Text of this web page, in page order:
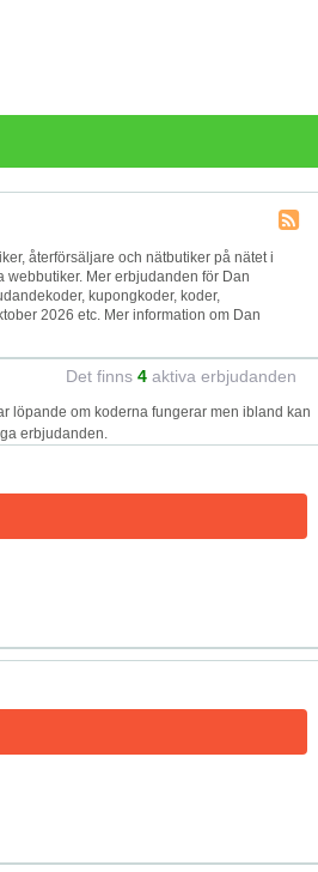
återförsäljare och nätbutiker på nätet i
webbutiker. Mer erbjudanden för Dan
kupongkoder, koder,
2026 etc. Mer information om Dan
Det finns 4 aktiva erbjudanden
löpande om koderna fungerar men ibland kan
erbjudanden.